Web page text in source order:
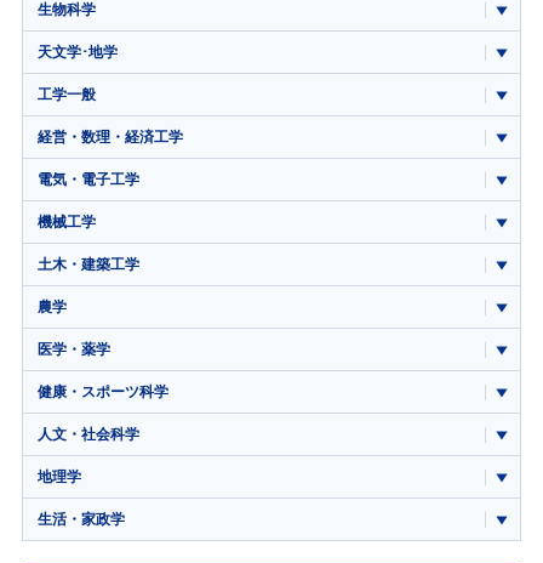
生物科学
天文学･地学
工学一般
経営・数理・経済工学
電気・電子工学
機械工学
土木・建築工学
農学
医学・薬学
健康・スポーツ科学
人文・社会科学
地理学
生活・家政学